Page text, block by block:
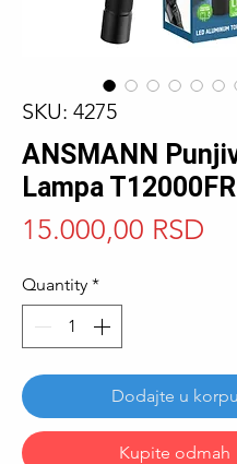
SKU: 4275
ANSMANN
Lampa T12000FR
15.000,00 RSD
Quantity *
Dodajte u korpu
Kupite odmah